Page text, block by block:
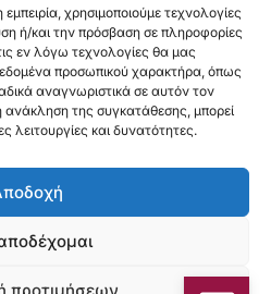
χρησιμοποιούμε τεχνολογίες
ή/και την πρόσβαση σε πληροφορίες
εν λόγω τεχνολογίες θα μας
προσωπικού χαρακτήρα, όπως
αναγνωριστικά σε αυτόν τον
ανάκληση της συγκατάθεσης, μπορεί
λειτουργίες και δυνατότητες.
προτιμήσεων
Xristianika.gr
ZoumeKalytera.gr
ZoumeSpiti.gr
Group Μ.Ι.Κ.Ε.) | Α.Φ.Μ. 801086294 –